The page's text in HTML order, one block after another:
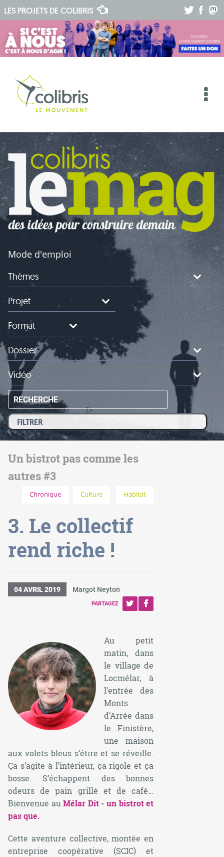
LES PROJETS DE COLIBRIS
Mode d'emploi
Thèmes
Projet
Format
Dossier
Vidéo
RECHERCHE
Un bistrot pas comme les
autres #3
Chronique Culture Habitat
3. Le collectif
rend riche !
04 AVRIL 2019 Margot Neyton
PARTAGEZ
Au petit
matin, dans
le village de
Locmélar, à
l’entrée des
Monts
d’Arrée dans
le Finistère,
une maison
aux volets bleus s’étire et se réveille.
Ça s’agite à l’intérieur, ça rigole et ça
bosse. S’échappent des bonnes
odeurs de pain grillé et de café…
Bienvenue auMélar Dit- un bistrot et
pas que.
Cette aventure collective, montée en
entreprise coopérative (SCIC) et